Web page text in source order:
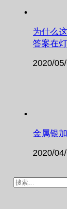
为什么
答案在
2020/
金属银
2020/
搜